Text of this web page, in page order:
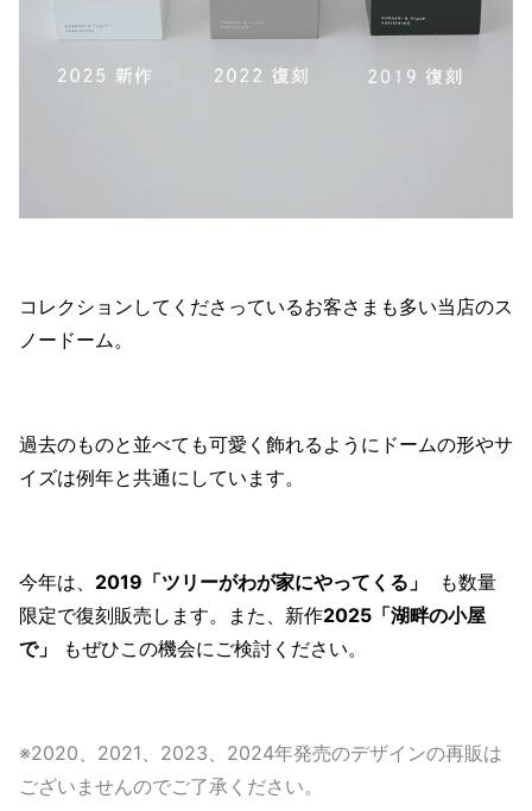
コレクションしてくださっているお客さまも多い当店のス
ノードーム。
過去のものと並べても可愛く飾れるようにドームの形やサ
イズは例年と共通にしています。
今年は、 2019「ツリーがわが家にやってくる」
も数量
限定で復刻販売します。また、新作2025「湖畔の小屋
で」
もぜひこの機会にご検討ください。
※2020、2021、2023、2024年発売のデザインの再販は
ございませんのでご了承ください。